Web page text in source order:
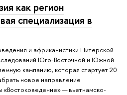
как регион
специализация в
и африканистики Питерской
Юго-Восточной и Южной
кампанию, которая стартует 20
новое направление
«Востоковедение» — вьетнамско-